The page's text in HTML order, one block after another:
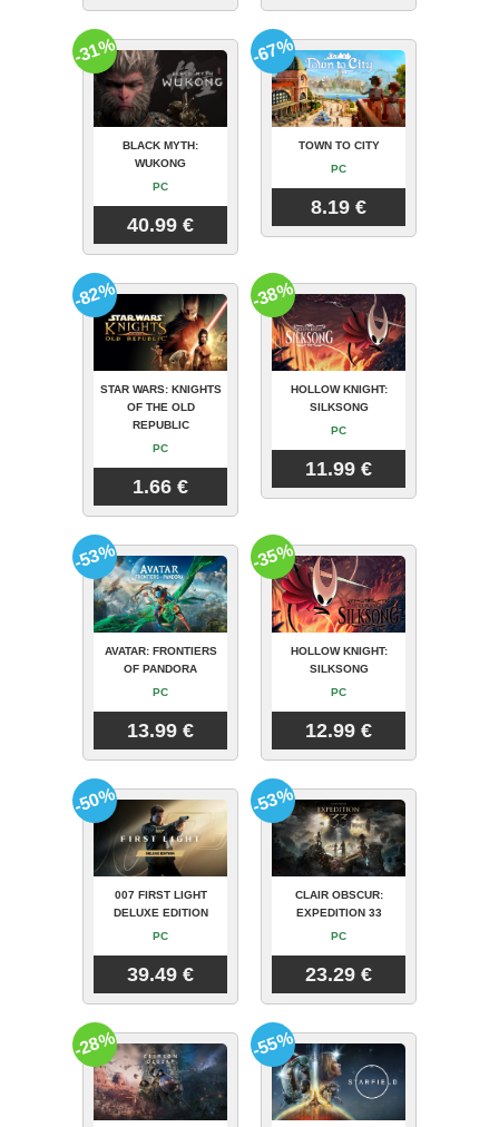
BLACK MYTH:
WUKONG
PC
40.99 €
-31%
TOWN TO CITY
PC
8.19 €
-67%
STAR WARS: KNIGHTS
OF THE OLD
REPUBLIC
PC
1.66 €
-82%
HOLLOW KNIGHT:
SILKSONG
PC
11.99 €
-38%
AVATAR: FRONTIERS
OF PANDORA
PC
13.99 €
-53%
HOLLOW KNIGHT:
SILKSONG
PC
12.99 €
-35%
007 FIRST LIGHT
DELUXE EDITION
PC
39.49 €
-50%
CLAIR OBSCUR:
EXPEDITION 33
PC
23.29 €
-53%
-28% -55%